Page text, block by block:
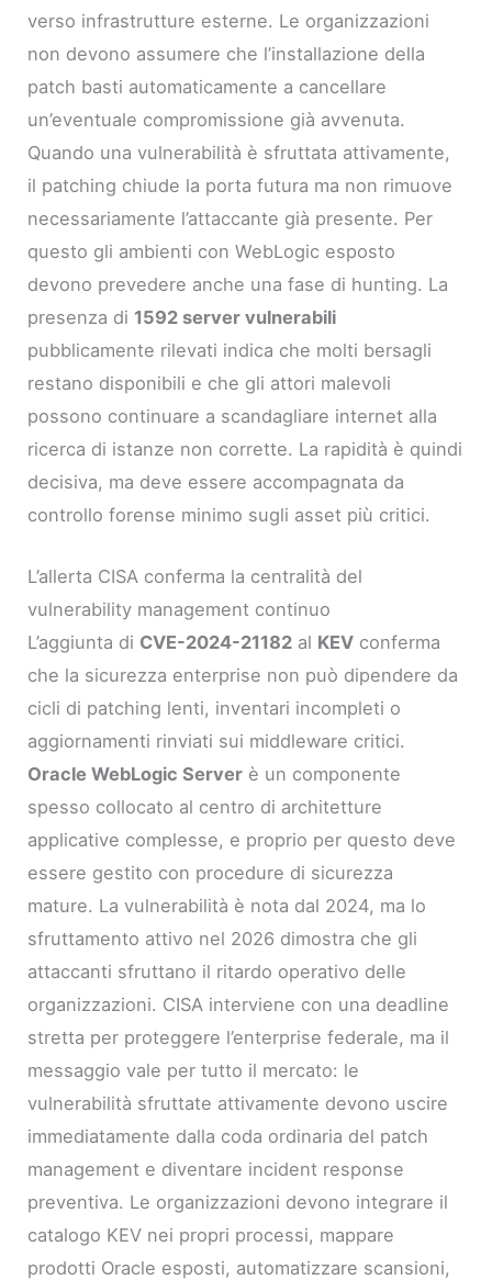
verso infrastrutture esterne. Le organizzazioni
non devono assumere che l’installazione della
patch basti automaticamente a cancellare
un’eventuale compromissione già avvenuta.
Quando una vulnerabilità è sfruttata attivamente,
il patching chiude la porta futura ma non rimuove
necessariamente l’attaccante già presente. Per
questo gli ambienti con WebLogic esposto
devono prevedere anche una fase di hunting. La
presenza di 1592 server vulnerabili
pubblicamente rilevati indica che molti bersagli
restano disponibili e che gli attori malevoli
possono continuare a scandagliare internet alla
ricerca di istanze non corrette. La rapidità è quindi
decisiva, ma deve essere accompagnata da
controllo forense minimo sugli asset più critici.
L’allerta CISA conferma la centralità del
vulnerability management continuo
L’aggiunta di CVE-2024-21182 al KEV conferma
che la sicurezza enterprise non può dipendere da
cicli di patching lenti, inventari incompleti o
aggiornamenti rinviati sui middleware critici.
Oracle WebLogic Server è un componente
spesso collocato al centro di architetture
applicative complesse, e proprio per questo deve
essere gestito con procedure di sicurezza
mature. La vulnerabilità è nota dal 2024, ma lo
sfruttamento attivo nel 2026 dimostra che gli
attaccanti sfruttano il ritardo operativo delle
organizzazioni. CISA interviene con una deadline
stretta per proteggere l’enterprise federale, ma il
messaggio vale per tutto il mercato: le
vulnerabilità sfruttate attivamente devono uscire
immediatamente dalla coda ordinaria del patch
management e diventare incident response
preventiva. Le organizzazioni devono integrare il
catalogo KEV nei propri processi, mappare
prodotti Oracle esposti, automatizzare scansioni,